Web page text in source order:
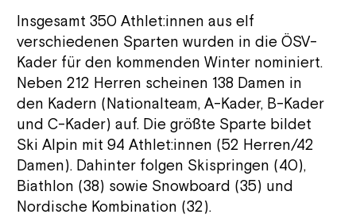
Insgesamt 350 Athlet:innen aus elf
verschiedenen Sparten wurden in die ÖSV-
Kader für den kommenden Winter nominiert.
Neben 212 Herren scheinen 138 Damen in
den Kadern (Nationalteam, A-Kader, B-Kader
und C-Kader) auf. Die größte Sparte bildet
Ski Alpin mit 94 Athlet:innen (52 Herren/42
Damen). Dahinter folgen Skispringen (40),
Biathlon (38) sowie Snowboard (35) und
Nordische Kombination (32).